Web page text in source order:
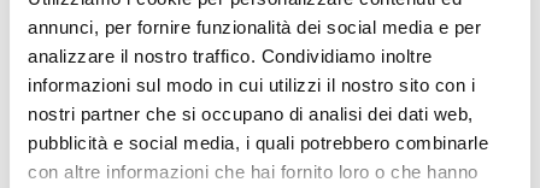
annunci, per fornire funzionalità dei social media e per
analizzare il nostro traffico. Condividiamo inoltre
informazioni sul modo in cui utilizzi il nostro sito con i
nostri partner che si occupano di analisi dei dati web,
pubblicità e social media, i quali potrebbero combinarle
con altre informazioni che hai fornito loro o che hanno
Elenco delle convenzioni CONSIP di maggiore interesse